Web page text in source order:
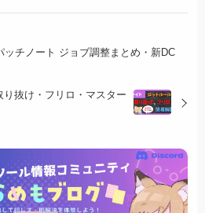
ッチノート ジョブ調整まとめ・新DC
抜け・フリロ・マスター